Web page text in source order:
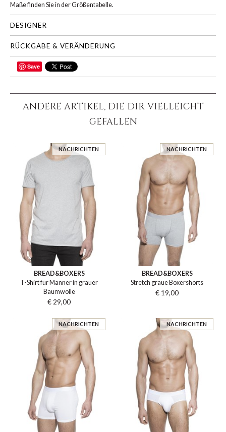
Maße finden Sie in der Größentabelle.
DESIGNER
RÜCKGABE & VERÄNDERUNG
TEILEN
Save
ANDERE ARTIKEL, DIE DIR VIELLEICHT
GEFALLEN
NACHRICHTEN
BREAD&BOXERS
T-Shirt für Männer in grauer
Baumwolle
€ 29,00
NACHRICHTEN
BREAD&BOXERS
Stretch graue Boxershorts
€ 19,00
NACHRICHTEN NACHRICHTEN